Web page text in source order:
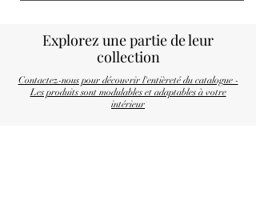
Explorez une partiede leur
collection
Contactez-nous pour découvrir l'entièreté du catalogue -
Les produits sont modulables et adaptables à votre
intérieur